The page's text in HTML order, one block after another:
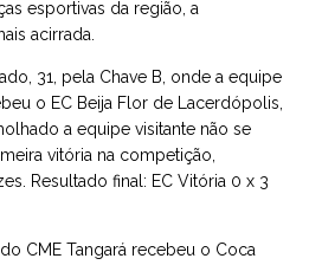
esportivas da região, a
acirrada.
31, pela Chave B, onde a equipe
o EC Beija Flor de Lacerdópolis,
a equipe visitante não se
vitória na competição,
Resultado final: EC Vitória 0 x 3
CME Tangará recebeu o Coca